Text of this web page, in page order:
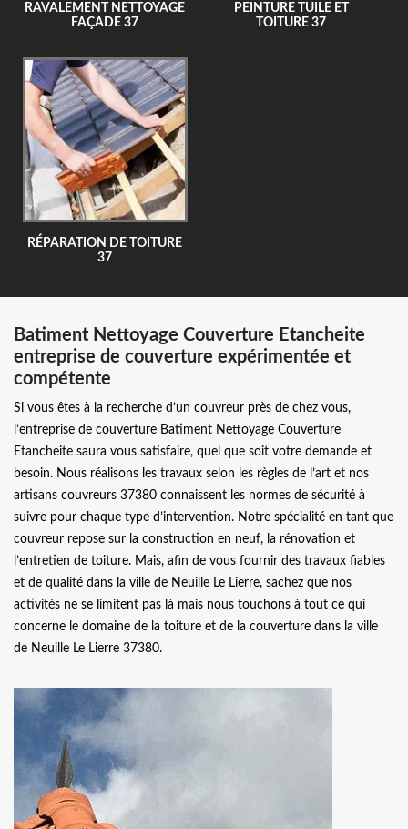
RAVALEMENT NETTOYAGE
FAÇADE 37
PEINTURE TUILE ET
TOITURE 37
RÉPARATION DE TOITURE
37
Batiment Nettoyage Couverture Etancheite
entreprise de couverture expérimentée et
compétente
Si vous êtes à la recherche d’un couvreur près de chez vous,
l’entreprise de couverture Batiment Nettoyage Couverture
Etancheite saura vous satisfaire, quel que soit votre demande et
besoin. Nous réalisons les travaux selon les règles de l’art et nos
artisans couvreurs 37380 connaissent les normes de sécurité à
suivre pour chaque type d’intervention. Notre spécialité en tant que
couvreur repose sur la construction en neuf, la rénovation et
l’entretien de toiture. Mais, afin de vous fournir des travaux fiables
et de qualité dans la ville de Neuille Le Lierre, sachez que nos
activités ne se limitent pas là mais nous touchons à tout ce qui
concerne le domaine de la toiture et de la couverture dans la ville
de Neuille Le Lierre 37380.